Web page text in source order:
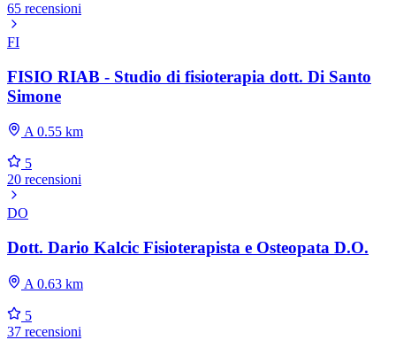
65 recensioni
FI
FISIO RIAB - Studio di fisioterapia dott. Di Santo
Simone
A 0.55 km
5
20 recensioni
DO
Dott. Dario Kalcic Fisioterapista e Osteopata D.O.
A 0.63 km
5
37 recensioni